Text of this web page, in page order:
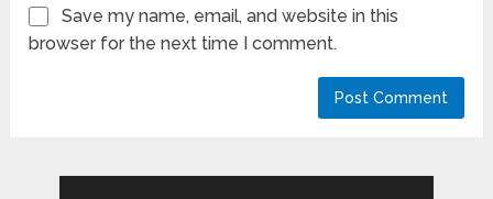
Save my name, email, and website in this
browser for the next time I comment.